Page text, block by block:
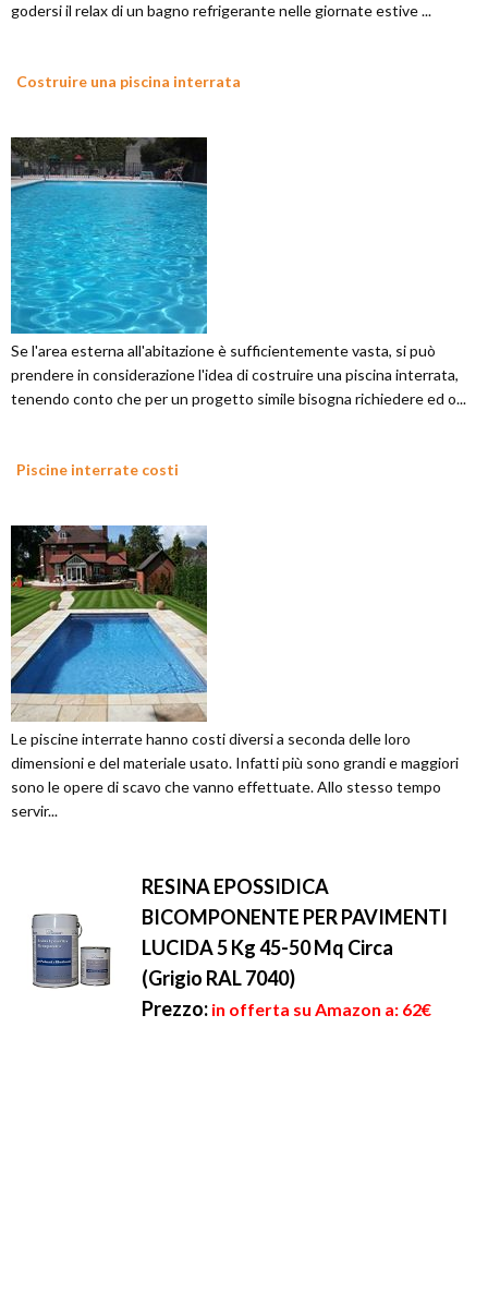
godersi il relax di un bagno refrigerante nelle giornate estive ...
Costruire una piscina interrata
Se l'area esterna all'abitazione è sufficientemente vasta, si può
prendere in considerazione l'idea di costruire una piscina interrata,
tenendo conto che per un progetto simile bisogna richiedere ed o...
Piscine interrate costi
Le piscine interrate hanno costi diversi a seconda delle loro
dimensioni e del materiale usato. Infatti più sono grandi e maggiori
sono le opere di scavo che vanno effettuate. Allo stesso tempo
servir...
RESINA EPOSSIDICA
BICOMPONENTE PER PAVIMENTI
LUCIDA 5 Kg 45-50 Mq Circa
(Grigio RAL 7040)
Prezzo: in offerta su Amazon a: 62€